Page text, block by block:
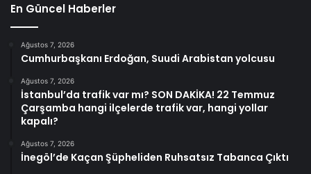
En Güncel Haberler
Ağustos 7, 2026
Cumhurbaşkanı Erdoğan, Suudi Arabistan yolcusu
Ağustos 7, 2026
İstanbul’da trafik var mı? SON DAKİKA! 22 Temmuz
Çarşamba hangi ilçelerde trafik var, hangi yollar
kapalı?
Ağustos 7, 2026
İnegöl’de Kaçan Şüpheliden Ruhsatsız Tabanca Çıktı